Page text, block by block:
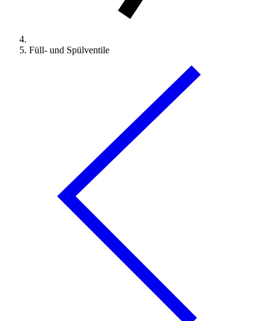
Füll- und Spülventile